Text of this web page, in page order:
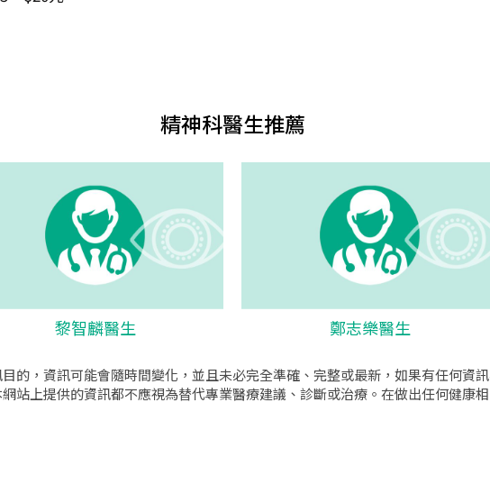
精神科醫生推薦
黎智麟醫生 鄭志樂醫生
的，資訊可能會隨時間變化，並且未必完全準確、完整或最新，如果有任何資
站上提供的資訊都不應視為替代專業醫療建議、診斷或治療。在做出任何健康